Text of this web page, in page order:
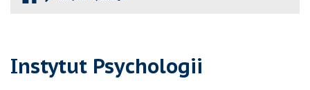
Instytut Psychologii